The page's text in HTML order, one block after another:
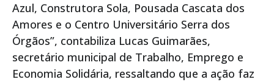
Azul, Construtora Sola, Pousada Cascata dos
Amores e o Centro Universitário Serra dos
Órgãos”, contabiliza Lucas Guimarães,
secretário municipal de Trabalho, Emprego e
Economia Solidária, ressaltando que a ação faz